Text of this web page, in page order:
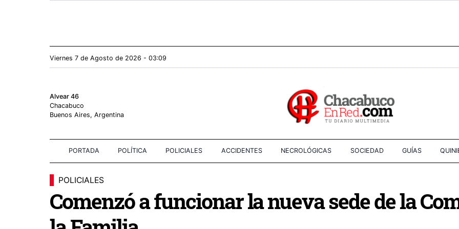
Viernes 7 de Agosto de 2026 - 03:09
Alvear 46
Chacabuco
Buenos Aires, Argentina
PORTADA POLÍTICA POLICIALES ACCIDENTES NECROLÓGICAS SOCIEDAD GUÍAS
POLICIALES
Comenzó a funcionar la nueva sede de la